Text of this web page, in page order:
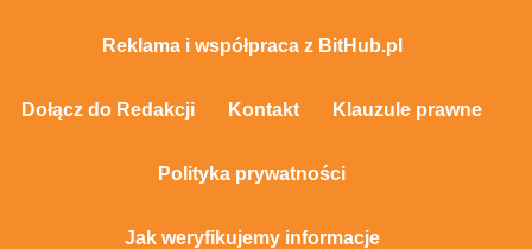
Reklama i współpraca z BitHub.pl
Dołącz do Redakcji Kontakt Klauzule prawne
Polityka prywatności
Jak weryfikujemy informacje